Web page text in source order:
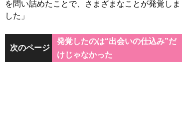
を問い詰めたことで、さまざまなことが発覚しま
した」
次のページ
発覚したのは“出会いの仕込み”だ
けじゃなかった